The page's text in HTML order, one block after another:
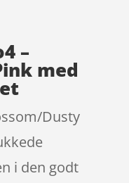
–
med
Dusty
i den godt